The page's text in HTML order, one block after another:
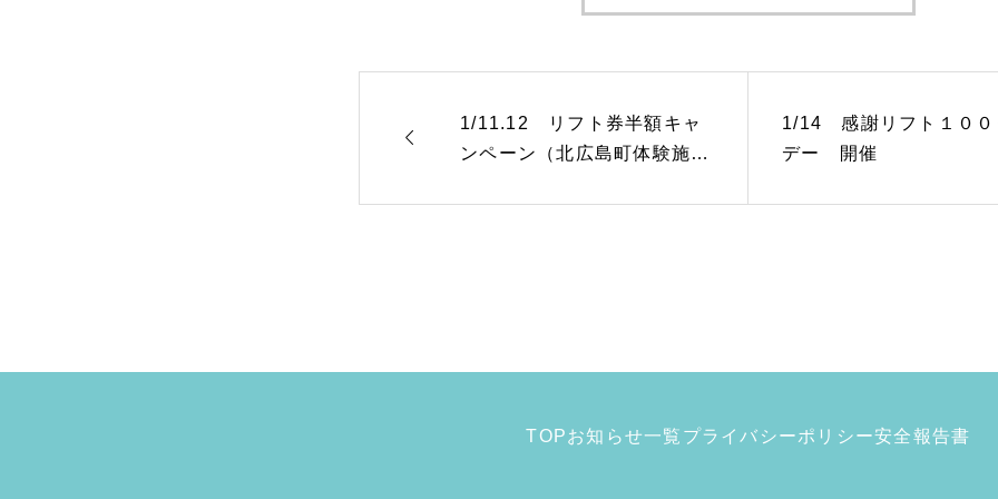

1/11.12 リフト券半額キャ
ンペーン（北広島町体験施設
1/14 感謝リフト１００
デー 開催
TOPお知らせ一覧 プライバシーポリシー安全報告書